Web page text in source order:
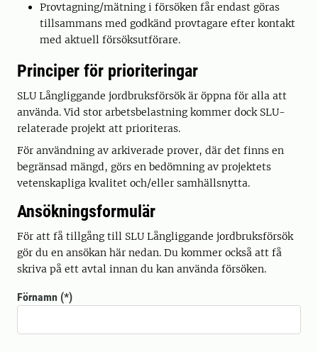
Provtagning/mätning i försöken får endast göras
tillsammans med godkänd provtagare efter kontakt
med aktuell försöksutförare.
Principer för prioriteringar
SLU Långliggande jordbruksförsök är öppna för alla att
använda. Vid stor arbetsbelastning kommer dock SLU-
relaterade projekt att prioriteras.
För användning av arkiverade prover, där det finns en
begränsad mängd, görs en bedömning av projektets
vetenskapliga kvalitet och/eller samhällsnytta.
Ansökningsformulär
För att få tillgång till SLU Långliggande jordbruksförsök
gör du en ansökan här nedan. Du kommer också att få
skriva på ett avtal innan du kan använda försöken.
Förnamn